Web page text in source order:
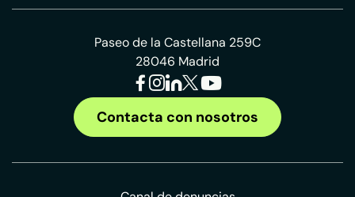
Paseo de la Castellana 259C
28046 Madrid
Contacta con nosotros